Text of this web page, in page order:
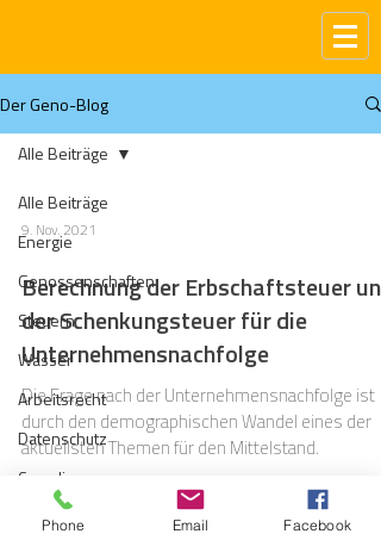
Der Geno-Blog
Alle Beiträge
Energie
Genossenschaften
Steuern
Wasser
Arbeitsrecht
Datenschutz
Compliance
Gas
Alle Beiträge
9. Nov. 2021
Berechnung der Erbschaftsteuer und
der Schenkungsteuer für die
Unternehmensnachfolge
Die Frage nach der Unternehmensnachfolge ist
durch den demographischen Wandel eines der
aktuellsten Themen für den Mittelstand.
Phone Email Facebook